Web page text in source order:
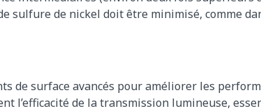
sulfure de nickel doit être minimisé, comme
de surface avancés pour améliorer les
l’efficacité de la transmission lumineuse,